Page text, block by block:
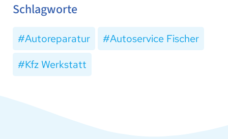
Schlagworte
Autoreparatur
Autoservice Fischer
Kfz Werkstatt